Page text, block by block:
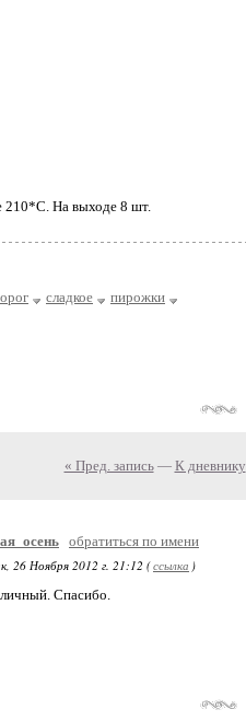
210*С. На выходе 8 шт.
сладкое пирожки
« Пред. запись— К дневнику
обратиться по имени
26 Ноября 2012 г. 21:12 (ссылка )
Спасибо.